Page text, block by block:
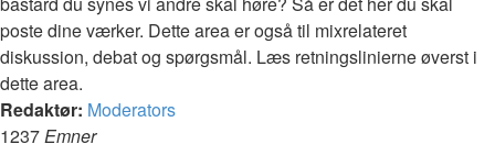
poste dine værker. Dette area er også til mixrelateret
diskussion, debat og spørgsmål. Læs retningslinierne øverst i
dette area.
Redaktør: Moderators
1237Emner